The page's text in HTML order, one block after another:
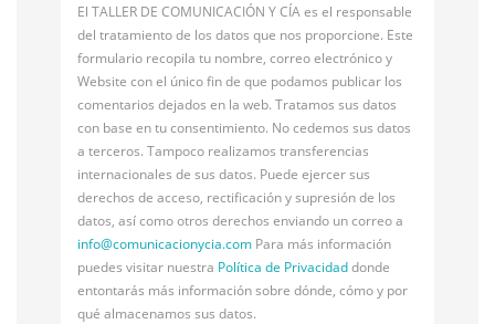
El TALLER DE COMUNICACIÓN Y CÍA es el responsable
del tratamiento de los datos que nos proporcione. Este
formulario recopila tu nombre, correo electrónico y
Website con el único fin de que podamos publicar los
comentarios dejados en la web. Tratamos sus datos
con base en tu consentimiento. No cedemos sus datos
a terceros. Tampoco realizamos transferencias
internacionales de sus datos. Puede ejercer sus
derechos de acceso, rectificación y supresión de los
datos, así como otros derechos enviando un correo a
info@comunicacionycia.com Para más información
puedes visitar nuestra Política de Privacidaddonde
entontarás más información sobre dónde, cómo y por
qué almacenamos sus datos.